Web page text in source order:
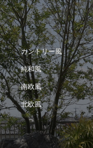
カントリー風
純和風
南欧風
北欧風